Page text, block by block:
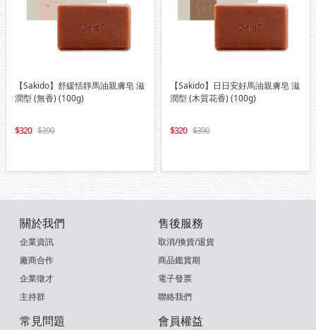
【Sakido】舒緩恬靜馬油親膚皂 滋
潤型 (無香) (100g)
320 390
【Sakido】日日安好馬油親膚皂 滋
潤型 (木質花香) (100g)
320 390
關於我們
企業資訊
廠商合作
企業徵才
主持群
售後服務
取消/換貨/退貨
商品鑑賞期
電子發票
聯絡我們
常見問題 會員權益